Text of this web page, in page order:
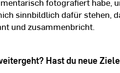
sinnbildlich dafür stehen,
und zusammenbricht.
Hast du neue